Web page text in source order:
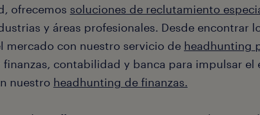
ofrecemos soluciones de reclutamiento
y áreas profesionales. Desde encontrar
mercado con nuestro servicio de headhunting
finanzas, contabilidad y banca para impulsar
nuestro headhunting de finanzas.